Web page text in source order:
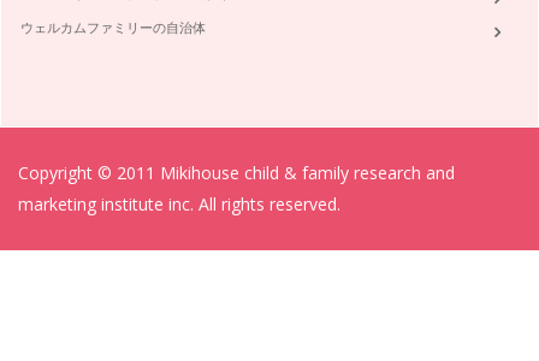
きました。今月は雲の絵本を選んでみ…
ウェルカムファミリーの自治体
Copyright © 2011 Mikihouse child & family research and
marketing institute inc. All rights reserved.